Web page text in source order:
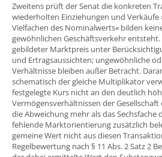
Zweitens prüft der Senat die konkreten
wiederholten Einziehungen und Verkäufe
Vielfachen des Nominalwerts« bilden
gewöhnlichen Geschäftsverkehr
gebildeter Marktpreis unter
und Ertragsaussichten; ungewöhnliche
Verhältnisse bleiben außer Betracht.
schematisch der gleiche Multiplikator
festgelegte Kurs nicht an den deutlich
Vermögensverhältnissen der
die Abweichung mehr als das Sechsfache
fehlende Marktorientierung zusätzlich
gemeine Wert nicht aus diesen
Regelbewertung nach § 11 Abs. 2 Satz 2